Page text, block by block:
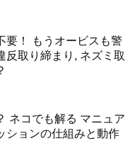
要！ もうオービスも警
反取り締まり, ネズミ取
ネコでも解る マニュア
ションの仕組みと動作